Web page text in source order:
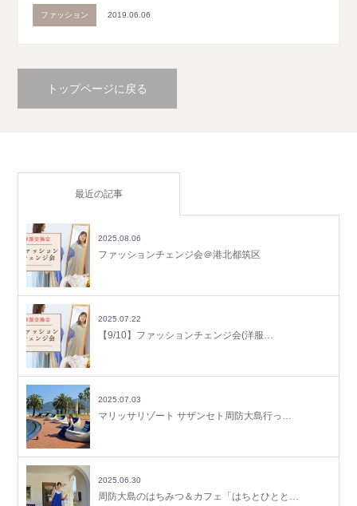
ファッション 2019.06.06
トップページに戻る
最近の記事
2025.08.06
ファッションチェンジ会＠港北都筑区
2025.07.22
【9/10】ファッションチェンジ会(洋服…
2025.07.03
マリッサリゾート サザンセト周防大島行っ…
2025.06.30
周防大島のはちみつ＆カフェ「はちとひとと…